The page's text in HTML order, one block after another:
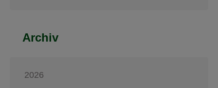
Archiv
2026